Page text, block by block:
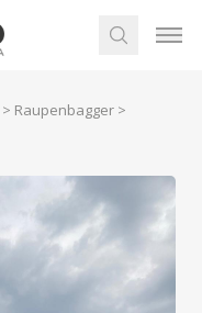
> Raupenbagger >